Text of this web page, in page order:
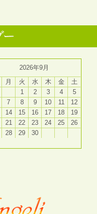
2026年9月
月 火 水 木 金
土
1
2 3 4
5
7 8 9 10 11
12
14 15 16 17 18
19
21 22 23 24 25
26
28 29 30